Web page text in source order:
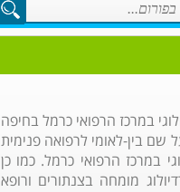
במרכז הרפואי כרמל בחיפה
שם בין-לאומי לרפואה פנימית
במרכז הרפואי כרמל. כמו כן
מומחה בצנתורים ורופא